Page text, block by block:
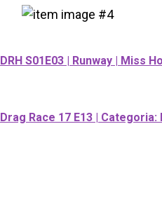
DRH S01E03 | Runway | Miss
Drag Race 17 E13 |